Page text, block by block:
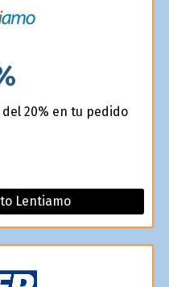
20% en tu pedido
Lentiamo